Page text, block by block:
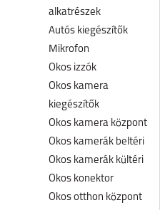
alkatrészek
Autós kiegészítők
Mikrofon
Okos izzók
Okos kamera
kiegészítők
Okos kamera központ
Okos kamerák beltéri
Okos kamerák kültéri
Okos konektor
Okos otthon központ